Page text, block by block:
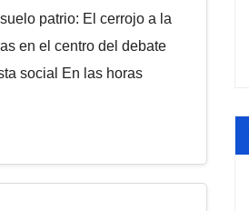
de este
patrio: El cerrojo a la
en el centro del debate
social En las horas